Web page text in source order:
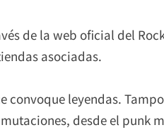
de la web oficial del
asociadas.
convoque leyendas.
desde el punk